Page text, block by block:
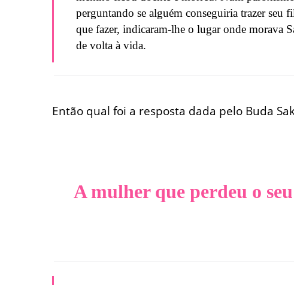
perguntando se alguém conseguiria trazer seu
que fazer, indicaram-lhe o lugar onde morava
de volta à vida.
Então qual foi a resposta dada pelo Buda
A mulher que perdeu o